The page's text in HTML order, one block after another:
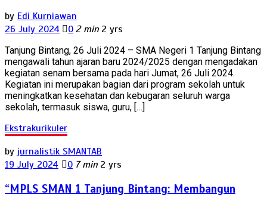
by Edi Kurniawan
26 July 2024
0 2 min 2 yrs
Tanjung Bintang, 26 Juli 2024 – SMA Negeri 1 Tanjung Bintang
mengawali tahun ajaran baru 2024/2025 dengan mengadakan
kegiatan senam bersama pada hari Jumat, 26 Juli 2024.
Kegiatan ini merupakan bagian dari program sekolah untuk
meningkatkan kesehatan dan kebugaran seluruh warga
sekolah, termasuk siswa, guru, […]
Ekstrakurikuler
by jurnalistik SMANTAB
19 July 2024
0 7 min 2 yrs
“MPLS SMAN 1 Tanjung Bintang: Membangun